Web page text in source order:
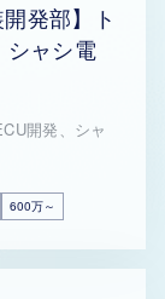
発部】ト
シャシ電
開発、シャ
600万～